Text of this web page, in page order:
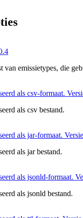
van emissietypes, die
als csv-formaat.
als csv bestand.
als jar-formaat.
als jar bestand.
als jsonld-formaat.
als jsonld bestand.